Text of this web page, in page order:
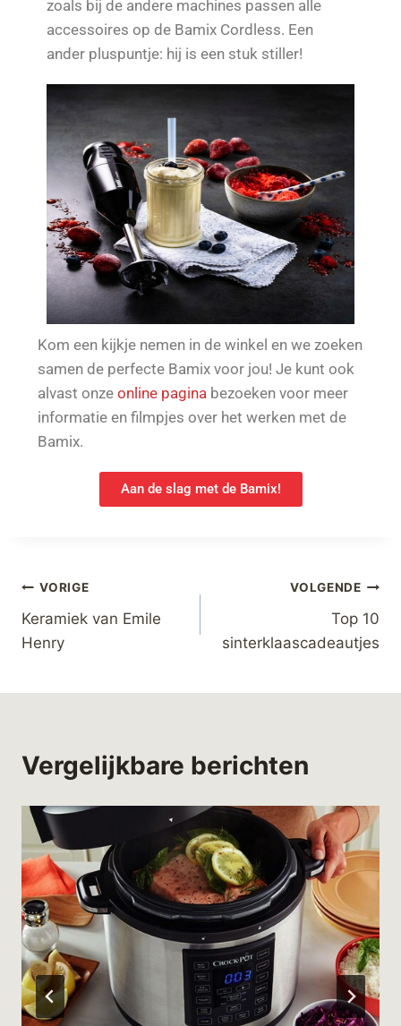
zoals bij de andere machines passen alle
accessoires op de Bamix Cordless. Een
ander pluspuntje: hij is een stuk stiller!
Kom een kijkje nemen in de winkel en we zoeken
samen de perfecte Bamix voor jou! Je kunt ook
alvast onze online pagina bezoeken voor meer
informatie en filmpjes over het werken met de
Bamix.
Aan de slag met de Bamix!
VORIGE
Keramiek van Emile
Henry
VOLGENDE
Top 10
sinterklaascadeautjes
Vergelijkbare berichten